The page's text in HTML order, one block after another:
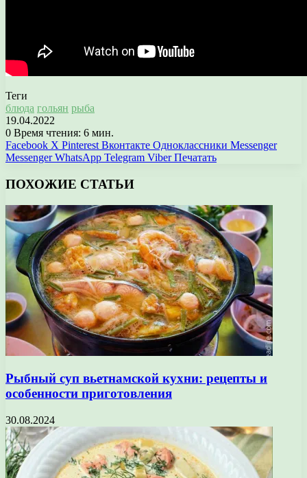
Теги
блюда гольян рыба
19.04.2022
0 Время чтения: 6 мин.
Facebook X Pinterest Вконтакте Одноклассники Messenger
Messenger WhatsApp Telegram Viber Печатать
ПОХОЖИЕ СТАТЬИ
Рыбный суп вьетнамской кухни: рецепты и
особенности приготовления
30.08.2024